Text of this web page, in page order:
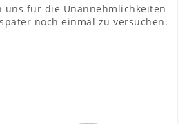
uns für die Unannehmlichkeiten
noch einmal zu versuchen.